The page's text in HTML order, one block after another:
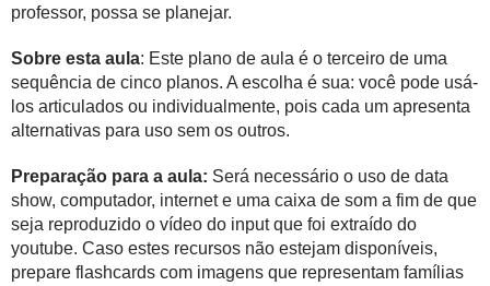
professor, possa se planejar.
Sobre esta aula: Este plano de aula é o terceiro de uma
sequência de cinco planos. A escolha é sua: você pode usá-
los articulados ou individualmente, pois cada um apresenta
alternativas para uso sem os outros.
Preparação para a aula: Será necessário o uso de data
show, computador, internet e uma caixa de som a fim de que
seja reproduzido o vídeo do input que foi extraído do
youtube. Caso estes recursos não estejam disponíveis,
prepare flashcards com imagens que representam famílias